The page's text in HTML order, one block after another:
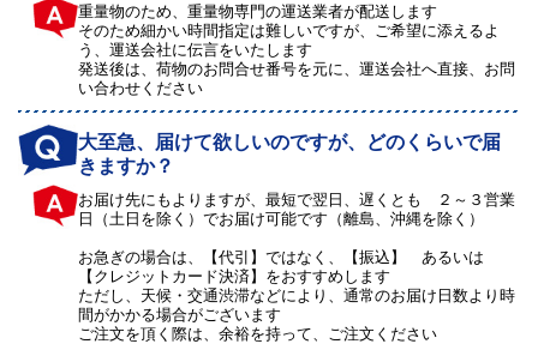
重量物のため、重量物専門の運送業者が配送します
そのため細かい時間指定は難しいですが、ご希望に添えるよ
う、運送会社に伝言をいたします
発送後は、荷物のお問合せ番号を元に、運送会社へ直接、お問
い合わせください
大至急、届けて欲しいのですが、どのくらいで届
きますか？
お届け先にもよりますが、最短で翌日、遅くとも ２～３営業
日（土日を除く）でお届け可能です（離島、沖縄を除く）
お急ぎの場合は、【代引】ではなく、【振込】 あるいは
【クレジットカード決済】をおすすめします
ただし、天候・交通渋滞などにより、通常のお届け日数より時
間がかかる場合がございます
ご注文を頂く際は、余裕を持って、ご注文ください